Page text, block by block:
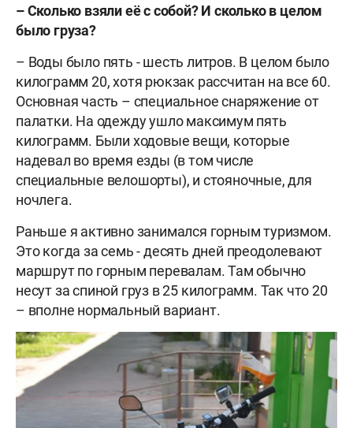
– Сколько взяли её с собой? И сколько в целом
было груза?
– Воды было пять - шесть литров. В целом было
килограмм 20, хотя рюкзак рассчитан на все 60.
Основная часть – специальное снаряжение от
палатки. На одежду ушло максимум пять
килограмм. Были ходовые вещи, которые
надевал во время езды (в том числе
специальные велошорты), и стояночные, для
ночлега.
Раньше я активно занимался горным туризмом.
Это когда за семь - десять дней преодолевают
маршрут по горным перевалам. Там обычно
несут за спиной груз в 25 килограмм. Так что 20
– вполне нормальный вариант.